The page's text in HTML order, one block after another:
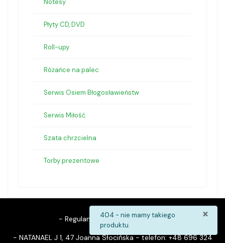
×
info
404 - nie mamy takiego
produktu.
Notesy
Płyty CD, DVD
Roll-upy
Różańce na palec
Serwis Osiem Błogosławieństw
Serwis Miłość
Szata chrzcielna
Torby prezentowe
- Regulamin -Koszty dostawy-
- NATANAEL J 1, 47 Joanna Słocińska - telefon: +48 696 324